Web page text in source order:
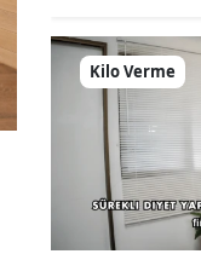
Kilo Verme